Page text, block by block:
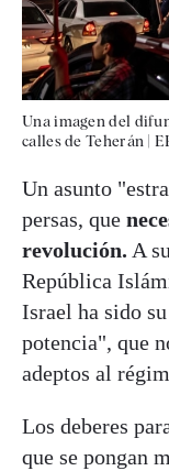
Una imagen del
calles de Teherán |
Un asunto
persas, que
revolución. A
República
Israel ha sido
potencia", que
adeptos al
Los deberes
que se pongan